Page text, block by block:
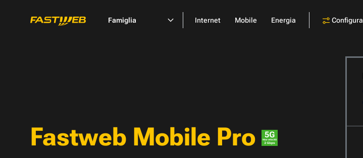
Famiglia Internet Mobile Energia Configura
Fastweb Mobile Pro